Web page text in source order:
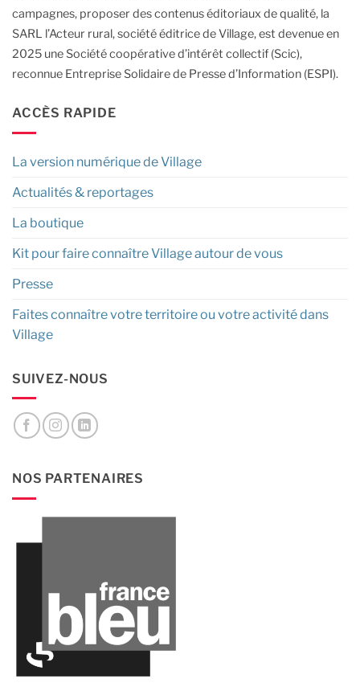
campagnes, proposer des contenus éditoriaux de qualité, la
SARL l’Acteur rural, société éditrice de Village, est devenue en
2025 une Société coopérative d’intérêt collectif (Scic),
reconnue Entreprise Solidaire de Presse d’Information (ESPI).
ACCÈS RAPIDE
La version numérique de Village
Actualités & reportages
La boutique
Kit pour faire connaître Village autour de vous
Presse
Faites connaître votre territoire ou votre activité dans
Village
SUIVEZ-NOUS
NOS PARTENAIRES